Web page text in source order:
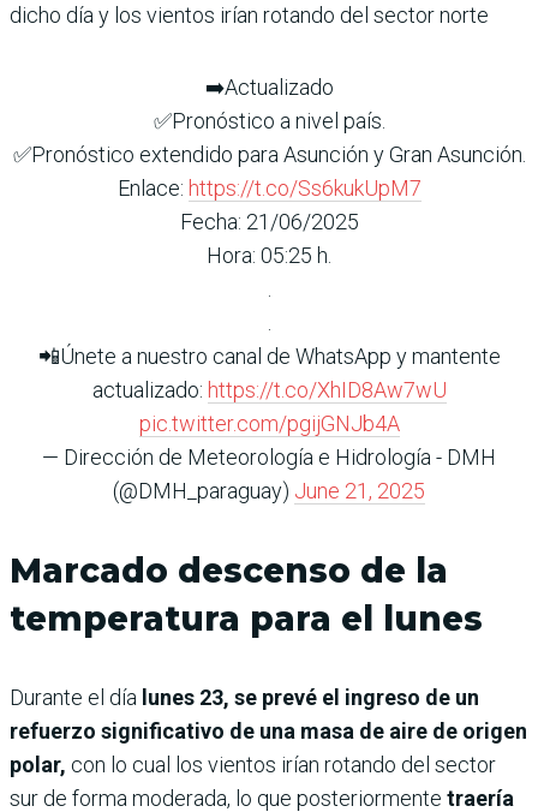
dicho día y los vientos irían rotando del sector norte
➡️Actualizado
✅Pronóstico a nivel país.
✅Pronóstico extendido para Asunción y Gran Asunción.
Enlace: https://t.co/Ss6kukUpM7
Fecha: 21/06/2025
Hora: 05:25 h.
📲Únete a nuestro canal de WhatsApp y mantente
actualizado: https://t.co/XhID8Aw7wU
pic.twitter.com/pgijGNJb4A
— Dirección de Meteorología e Hidrología - DMH
(@DMH_paraguay) June 21, 2025
Marcado descenso de la
temperatura para el lunes
Durante el día lunes 23, se prevé el ingreso de un
refuerzo significativo de una masa de aire de origen
polar, con lo cual los vientos irían rotando del sector
sur de forma moderada, lo que posteriormente traería